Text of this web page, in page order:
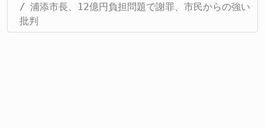
浦添市長、12億円負担問題で謝罪、市民からの強い
批判